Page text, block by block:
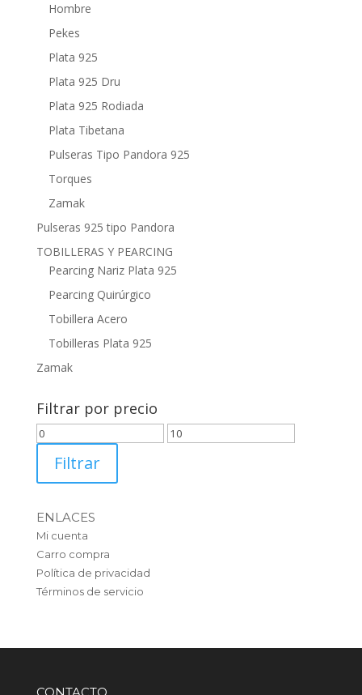
Hombre
Pekes
Plata 925
Plata 925 Dru
Plata 925 Rodiada
Plata Tibetana
Pulseras Tipo Pandora 925
Torques
Zamak
Pulseras 925 tipo Pandora
TOBILLERAS Y PEARCING
Pearcing Nariz Plata 925
Pearcing Quirúrgico
Tobillera Acero
Tobilleras Plata 925
Zamak
Filtrar por precio
Precio
Precio
Filtrar
ENLACES
Mi cuenta
Carro compra
Política de privacidad
Términos de servicio